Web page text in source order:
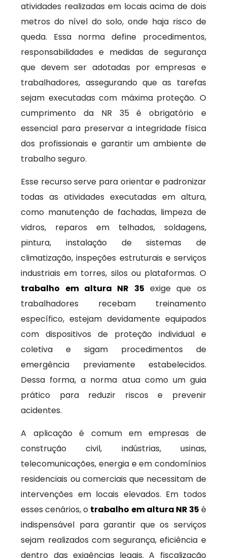
atividades realizadas em locais acima de dois
metros do nível do solo, onde haja risco de
queda. Essa norma define procedimentos,
responsabilidades e medidas de segurança
que devem ser adotadas por empresas e
trabalhadores, assegurando que as tarefas
sejam executadas com máxima proteção. O
cumprimento da NR 35 é obrigatório e
essencial para preservar a integridade física
dos profissionais e garantir um ambiente de
trabalho seguro.
Esse recurso serve para orientar e padronizar
todas as atividades executadas em altura,
como manutenção de fachadas, limpeza de
vidros, reparos em telhados, soldagens,
pintura, instalação de sistemas de
climatização, inspeções estruturais e serviços
industriais em torres, silos ou plataformas. O
trabalho em altura NR 35 exige que os
trabalhadores recebam treinamento
específico, estejam devidamente equipados
com dispositivos de proteção individual e
coletiva e sigam procedimentos de
emergência previamente estabelecidos.
Dessa forma, a norma atua como um guia
prático para reduzir riscos e prevenir
acidentes.
A aplicação é comum em empresas de
construção civil, indústrias, usinas,
telecomunicações, energia e em condomínios
residenciais ou comerciais que necessitam de
intervenções em locais elevados. Em todos
esses cenários, o trabalho em altura NR 35 é
indispensável para garantir que os serviços
sejam realizados com segurança, eficiência e
dentro das exigências legais. A fiscalização